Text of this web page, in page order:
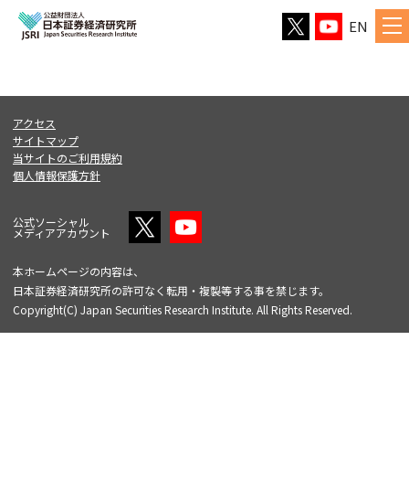
EN
アクセス
サイトマップ
当サイトのご利用規約
個人情報保護方針
公式ソーシャル
メディアアカウント
本ホームページの内容は、
日本証券経済研究所の許可なく転用・複製等する事を禁じます。
Copyright(C) Japan Securities Research Institute. All Rights Reserved.